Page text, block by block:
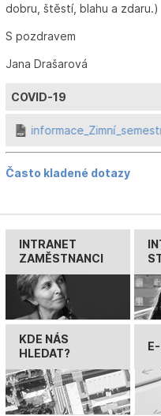
dobru, štěstí, blahu a zdaru.)
S pozdravem
Jana Drašarová
COVID-19
Často kladené dotazy
INTRANET
ZAMĚSTNANCI
KDE NÁS
HLEDAT?